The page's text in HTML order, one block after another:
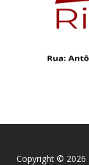
Copyright © 2026